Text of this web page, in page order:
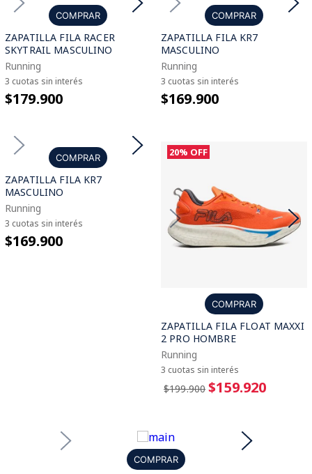
COMPRAR
ZAPATILLA FILA RACER
SKYTRAIL MASCULINO
Running
3 cuotas sin interés
$179.900
COMPRAR
ZAPATILLA FILA KR7
MASCULINO
Running
3 cuotas sin interés
$169.900
COMPRAR
ZAPATILLA FILA KR7
MASCULINO
Running
3 cuotas sin interés
$169.900
20% OFF
COMPRAR
ZAPATILLA FILA FLOAT MAXXI
2 PRO HOMBRE
Running
3 cuotas sin interés
$199.900 $159.920
COMPRAR